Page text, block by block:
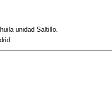
unidad Saltillo.